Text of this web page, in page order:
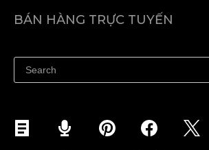
Trung tâm trợ giúp
BÁN HÀNG TRỰC TUYẾN
Quảng bá ở bất cứ đâu
Kiểm soát mọi thứ